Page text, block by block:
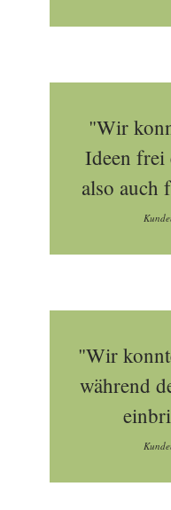
"Wir
Ideen frei
also auch
"Wir
während